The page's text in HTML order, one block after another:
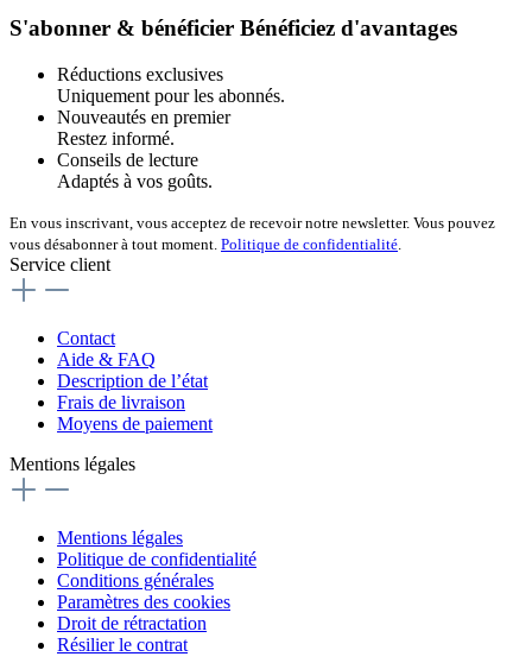
S'abonner & bénéficier Bénéficiez d'avantages
Réductions exclusives
Uniquement pour les abonnés.
Nouveautés en premier
Restez informé.
Conseils de lecture
Adaptés à vos goûts.
En vous inscrivant, vous acceptez de recevoir notre newsletter. Vous pouvez
vous désabonner à tout moment. Politique de confidentialité.
Service client
Contact
Aide & FAQ
Description de l’état
Frais de livraison
Moyens de paiement
Mentions légales
Mentions légales
Politique de confidentialité
Conditions générales
Paramètres des cookies
Droit de rétractation
Résilier le contrat